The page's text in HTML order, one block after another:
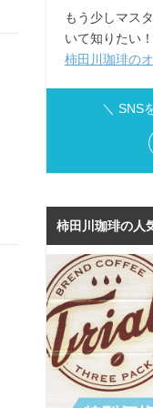
もう少しマス
いて知りたい
柿田川珈琲の
＼ SNS
柿田川珈琲の人